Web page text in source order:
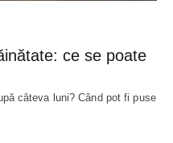
ce se poate
câteva luni? Când pot fi puse